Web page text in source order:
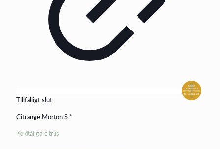
Tillfälligt slut
Citrange Morton S *
Köldtåliga citrus